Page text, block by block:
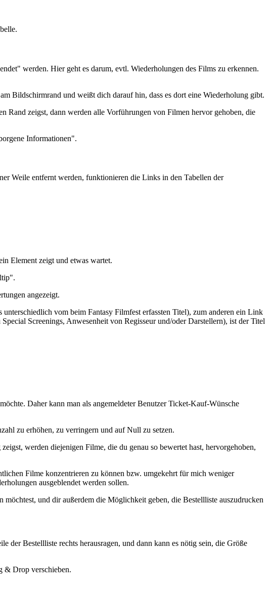
werden. Hier geht es darum, evtl. Wiederholungen des Films zu erkennen.
Bildschirmrand und weißt dich darauf hin, dass es dort eine Wiederholung gibt.
Rand zeigst, dann werden alle Vorführungen von Filmen hervor gehoben, die
Informationen".
Weile entfernt werden, funktionieren die Links in den Tabellen der
Element zeigt und etwas wartet.
angezeigt.
vom beim Fantasy Filmfest erfassten Titel), zum anderen ein Link
Screenings, Anwesenheit von Regisseur und/oder Darstellern), ist der Titel
Daher kann man als angemeldeter Benutzer Ticket-Kauf-Wünsche
zu erhöhen, zu verringern und auf Null zu setzen.
werden diejenigen Filme, die du genau so bewertet hast, hervorgehoben,
Filme konzentrieren zu können bzw. umgekehrt für mich weniger
ausgeblendet werden sollen.
und dir außerdem die Möglichkeit geben, die Bestellliste auszudrucken
der Bestellliste rechts herausragen, und dann kann es nötig sein, die Größe
& Drop verschieben.